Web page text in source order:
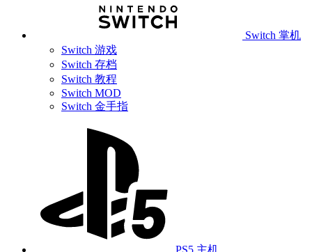
Switch 掌机
Switch 游戏
Switch 存档
Switch 教程
Switch MOD
Switch 金手指